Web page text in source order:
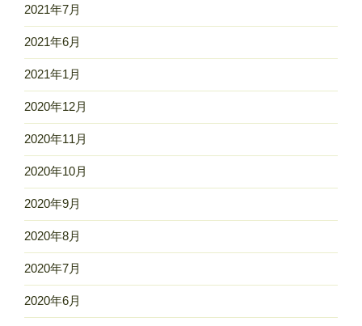
2021年7月
2021年6月
2021年1月
2020年12月
2020年11月
2020年10月
2020年9月
2020年8月
2020年7月
2020年6月